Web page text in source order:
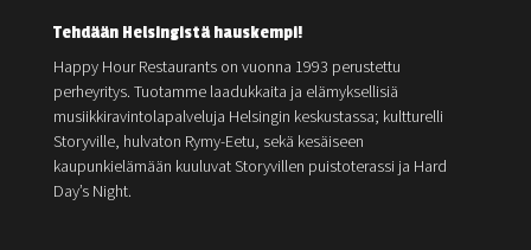
Tehdään Helsingistä hauskempi!
Happy Hour Restaurants on vuonna 1993 perustettu
perheyritys. Tuotamme laadukkaita ja elämyksellisiä
musiikkiravintolapalveluja Helsingin keskustassa; kultturelli
Storyville, hulvaton Rymy-Eetu, sekä kesäiseen
kaupunkielämään kuuluvat Storyvillen puistoterassi ja Hard
Day’s Night.